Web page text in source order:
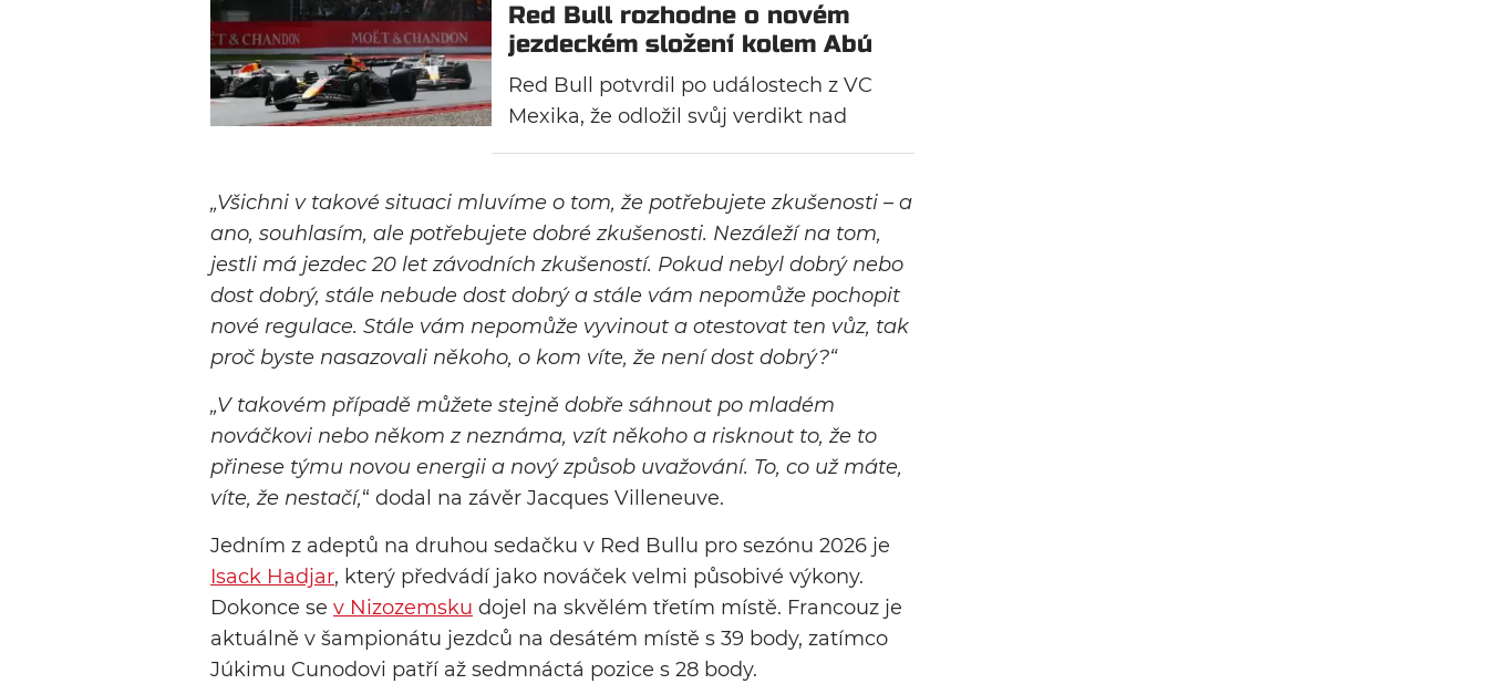
Red Bull rozhodne o novém
jezdeckém složení kolem Abú
Zabí
Red Bull potvrdil po událostech z VC
Mexika, že odložil svůj verdikt nad
jezdeckým složením obou svých týmů
v Abú Zabí. Nyní se totiž veškerá
pozornost stáje soustřeďuje na stále
těsnější boj o titul mistra světa s
Maxem Verstappenem.
„Všichni v takové situaci mluvíme o tom, že potřebujete zkušenosti – a
ano, souhlasím, ale potřebujete dobré zkušenosti. Nezáleží na tom,
jestli má jezdec 20 let závodních zkušeností. Pokud nebyl dobrý nebo
dost dobrý, stále nebude dost dobrý a stále vám nepomůže pochopit
nové regulace. Stále vám nepomůže vyvinout a otestovat ten vůz, tak
proč byste nasazovali někoho, o kom víte, že není dost dobrý?“
„V takovém případě můžete stejně dobře sáhnout po mladém
nováčkovi nebo někom z neznáma, vzít někoho a risknout to, že to
přinese týmu novou energii a nový způsob uvažování. To, co už máte,
víte, že nestačí,“ dodal na závěr Jacques Villeneuve.
Jedním z adeptů na druhou sedačku v Red Bullu pro sezónu 2026 je
Isack Hadjar, který předvádí jako nováček velmi působivé výkony.
Dokonce se v Nizozemsku dojel na skvělém třetím místě. Francouz je
aktuálně v šampionátu jezdců na desátém místě s 39 body, zatímco
Júkimu Cunodovi patří až sedmnáctá pozice s 28 body.